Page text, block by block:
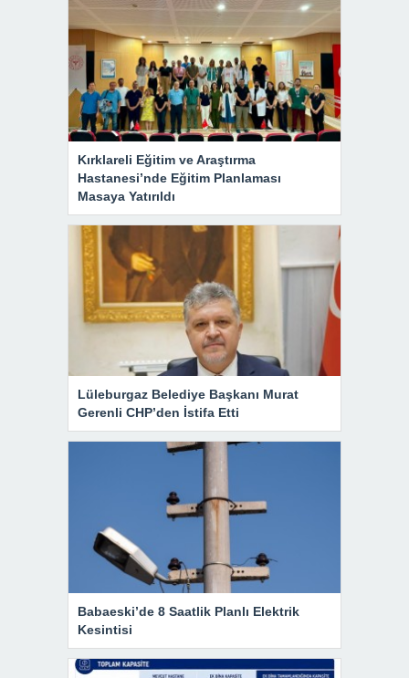
Kırklareli Eğitim ve Araştırma
Hastanesi’nde Eğitim Planlaması
Masaya Yatırıldı
Lüleburgaz Belediye Başkanı Murat
Gerenli CHP’den İstifa Etti
Babaeski’de 8 Saatlik Planlı Elektrik
Kesintisi